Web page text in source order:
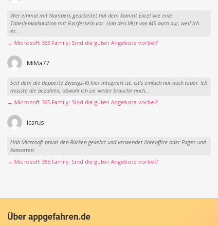
Wer einmal mit Numbers gearbeitet hat dem kommt Excel wie eine
Tabellenkalkulation mit Fussfesseln vor. Hab den Mist von MS auch nur, weil ich
es...
→ Microsoft 365 Family: Sind die guten Angebote vorbei?
MiMa77
Seit dem die depperte Zwangs-KI hier integriert ist, ist’s einfach nur noch teuer. Ich
müsste die bezahlen, obwohl ich sie weder brauche noch...
→ Microsoft 365 Family: Sind die guten Angebote vorbei?
icarus
Hab Microsoft privat den Rücken gekehrt und verwendet libreoffice oder Pages und
konsorten.
→ Microsoft 365 Family: Sind die guten Angebote vorbei?
Über appgefahren.de